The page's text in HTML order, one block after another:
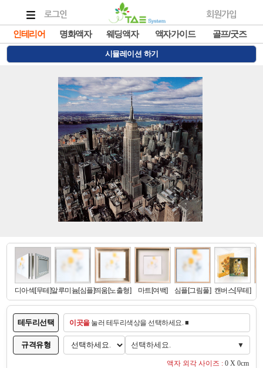
로그인 회원가입
인테리어 명화액자 웨딩액자 액자가이드 골프/굿즈
시뮬레이션 하기
테두리선택 이곳을눌러 테두리색상을 선택하세요. ■
규격유형 선택하세요. ▼
액자 외각 사이즈 : 0 X 0cm